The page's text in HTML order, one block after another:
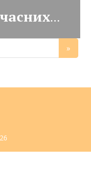
Чому серед сучасних вірних так багато забобонних?